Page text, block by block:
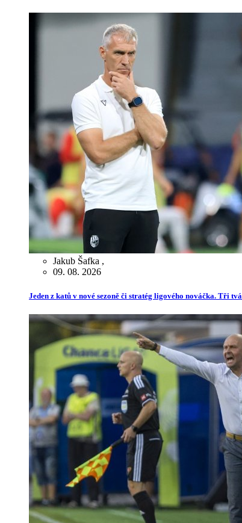
Jakub Šafka ,
09. 08. 2026
Jeden z katů v nové sezoně či stratég ligového nováčka. Tři